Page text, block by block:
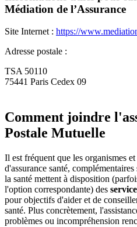
Médiation de l’Assurance
Site Internet : https://
Adresse postale :
TSA 50110
75441 Paris Cedex 09
Comment joindre
Postale Mutuelle
Il est fréquent que les organismes
d'assurance santé,
la santé mettent à disposition
l'option correspondante) des
pour objectifs d'aider et de
santé. Plus concrètement,
problèmes ou incompréhension